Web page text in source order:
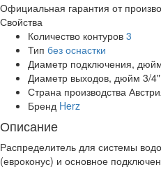
Официальная гарантия от
Свойства
Количество контуров 3
Тип без оснастки
Диаметр подключения,
Диаметр выходов, дюйм 3/4"
Страна производства
Бренд Herz
Описание
Распределитель для системы
(евроконус) и основное